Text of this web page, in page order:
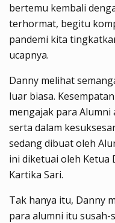
bertemu kembali
terhormat, begitu
pandemi kita
ucapnya.
Danny melihat
luar biasa.
mengajak para
serta dalam
sedang dibuat oleh
ini diketuai oleh Ketua
Kartika Sari.
Tak hanya itu, Danny
para alumni itu susah-